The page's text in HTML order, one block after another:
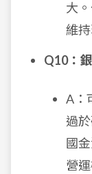
大
維持
Q10：
A：
過
國
營